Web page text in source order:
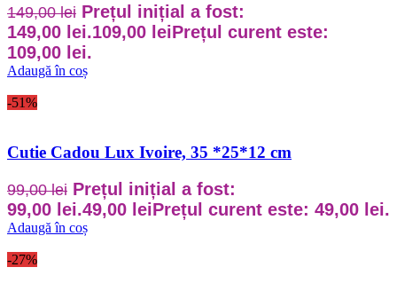
149,00lei Prețul inițial a fost:
149,00 lei.109,00 leiPrețul curent este:
109,00 lei.
Adaugă în coș
-51%
Cutie Cadou Lux Ivoire, 35 *25*12 cm
99,00lei Prețul inițial a fost:
99,00 lei.49,00 leiPrețul curent este: 49,00 lei.
Adaugă în coș
-27%